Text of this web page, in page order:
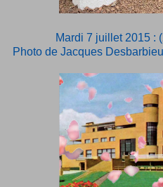
Mardi 7 juillet 2015 :
Photo de Jacques